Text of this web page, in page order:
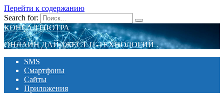
Перейти к содержанию
Search for:
КОНСАЛТПОТРА
ОНЛАЙН ДАЙДЖЕСТ IT-ТЕХНОЛОГИЙ
SMS
Смартфоны
Сайты
Приложения